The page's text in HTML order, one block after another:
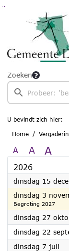
Ga naar de inhoud van
Ga naar het zoeken
Ga naar het menu
Zoeken
U bevindt zich hier:
Home
A A A
2026
dinsdag 15
dinsdag 3
Begroting 2027
dinsdag 27
dinsdag 22
dinsdag 7 juli